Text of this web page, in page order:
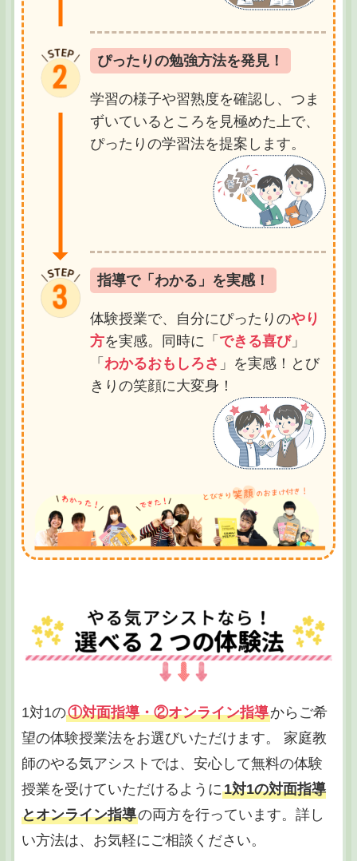
ぴったりの勉強方法を発見！
学習の様子や習熟度を確認し、つま
ずいているところを見極めた上で、
ぴったりの学習法を提案します。
指導で「わかる」を実感！
体験授業で、自分にぴったりのやり
方を実感。同時に「 できる喜び」
「 わかるおもしろさ 」を実感！とび
きりの笑顔に大変身！
1対1の①対面指導・②オンライン指導からご希
望の体験授業法をお選びいただけます。 家庭教
師のやる気アシストでは、安心して無料の体験
授業を受けていただけるように1対1の対面指導
とオンライン指導の両方を行っています。詳し
い方法は、お気軽にご相談ください。